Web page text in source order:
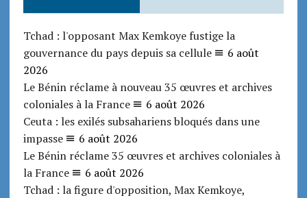
Tchad : l'opposant Max Kemkoye fustige la
gouvernance du pays depuis sa cellule
6 août
2026
Le Bénin réclame à nouveau 35 œuvres et archives
coloniales à la France
6 août 2026
Ceuta : les exilés subsahariens bloqués dans une
impasse
6 août 2026
Le Bénin réclame 35 œuvres et archives coloniales à
la France
6 août 2026
Tchad : la figure d'opposition, Max Kemkoye,